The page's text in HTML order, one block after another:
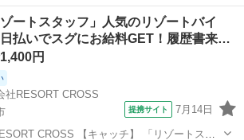
ながら稼げる！日払いでスグにお給料GET！
ッフ100名以上
テル
ゾートスタッフ」人気のリゾートバイ
日払いでスグにお給料GET！履歴書来…
円
社RESORT CROSS
提携サイト 7月14日
キャッチ】 「リゾートスタ